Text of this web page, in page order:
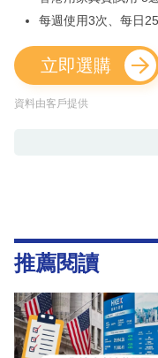
每週使用3次、每日
立即選購
資料由客戶提供
推薦閱讀